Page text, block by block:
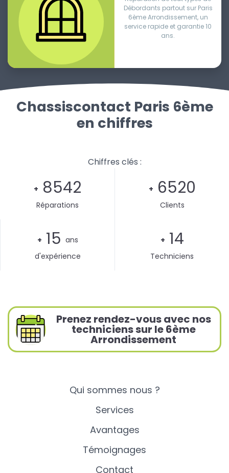
Débordants partout sur Paris
6ème Arrondissement, un
service rapide et garantie 10
ans.
Chassiscontact Paris 6ème
en chiffres
Chiffres clés :
+ 8542
Réparations
+ 6520
Clients
+ 15 ans
d'expérience
+ 14
Techniciens
Prenez rendez-vous avec nos
techniciens sur le 6ème
Arrondissement
Qui sommes nous ?
Services
Avantages
Témoignages
Contact